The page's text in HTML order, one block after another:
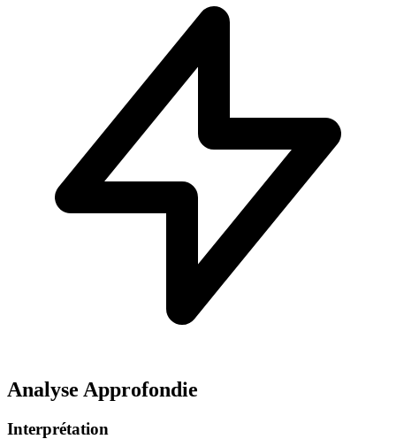
Analyse Approfondie
Interprétation